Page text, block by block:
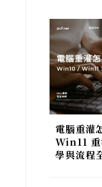
電腦重灌
Win11 重
學與流程